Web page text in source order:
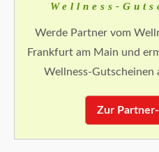
Wellness-
Werde Partner vom
Frankfurt am Main und
Wellness-Gutscheinen
Zur